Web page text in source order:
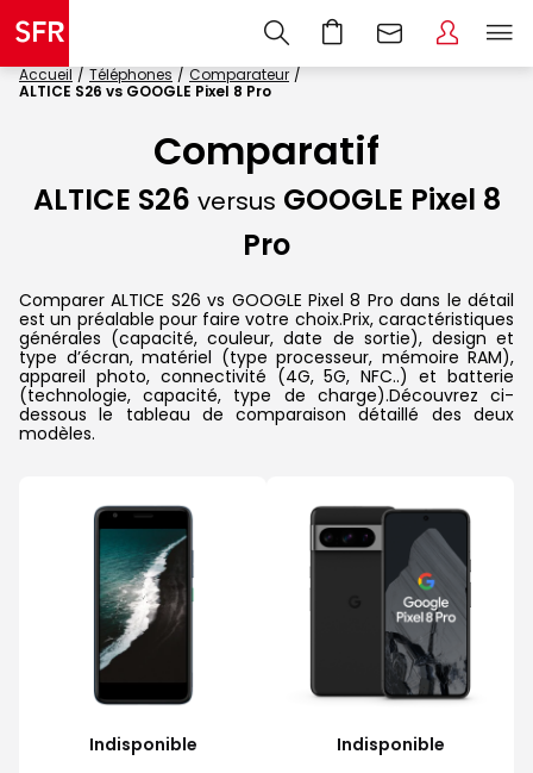
Accueil Téléphones
Comparateur
ALTICE S26 vs GOOGLE Pixel 8 Pro
Comparatif
ALTICE S26 versus GOOGLE Pixel 8
Pro
Comparer ALTICE S26 vs GOOGLE Pixel 8 Pro dans le détail
est un préalable pour faire votre choix.Prix, caractéristiques
générales (capacité, couleur, date de sortie), design et
type d’écran, matériel (type processeur, mémoire RAM),
appareil photo, connectivité (4G, 5G, NFC..) et batterie
(technologie, capacité, type de charge).Découvrez ci-
dessous le tableau de comparaison détaillé des deux
modèles.
Indisponible
Indisponible